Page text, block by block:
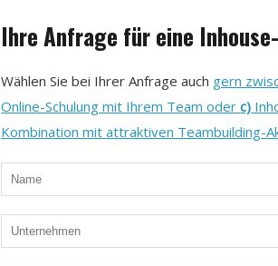
Ihre Anfrage für eine
Wählen Sie bei Ihrer Anfrage auch gern
Online-Schulung mit Ihrem Team oderc)
Kombination mit attraktiven Teambuilding-
Name
Unternehmen